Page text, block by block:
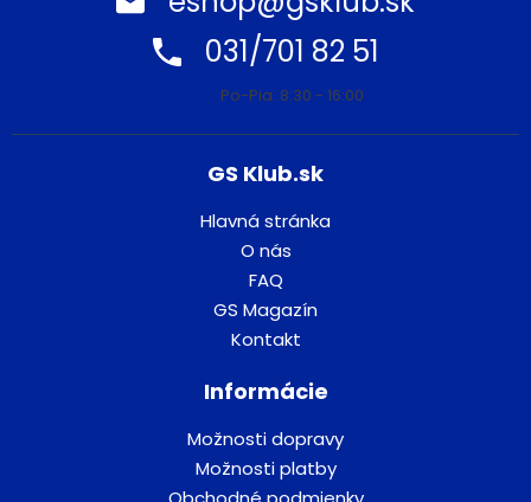
031/701 82 51
Po-Pia: 8:30 - 16:00
GS Klub.sk
Hlavná stránka
O nás
FAQ
GS Magazín
Kontakt
Informácie
Možnosti dopravy
Možnosti platby